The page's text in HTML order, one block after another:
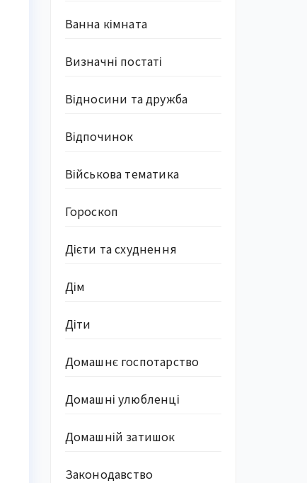
Ванна кімната
Визначні постаті
Відносини та дружба
Відпочинок
Військова тематика
Гороскоп
Дієти та схуднення
Дім
Діти
Домашнє госпотарство
Домашні улюбленці
Домашній затишок
Законодавство